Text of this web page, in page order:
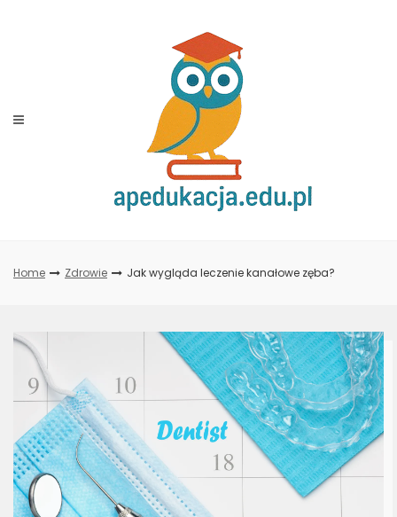
Home Zdrowie Jak wygląda leczenie kanałowe zęba?